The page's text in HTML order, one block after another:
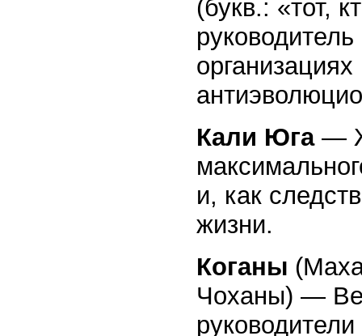
(букв.: «тот,
Кали Юга—
и, как
жизни.
Коганы
Чоханы) —